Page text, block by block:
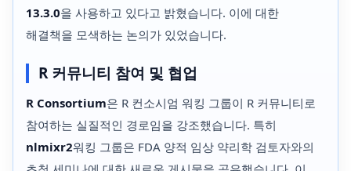
13.3.0을 사용하고 있다고 밝혔습니다. 이에 대한
해결책을 모색하는 논의가 있었습니다.
R 커뮤니티 참여 및 협업
R Consortium은 R 컨소시엄 워킹 그룹이 R 커뮤니티로
참여하는 실질적인 경로임을 강조했습니다. 특히
nlmixr2워킹 그룹은 FDA 양적 임상 약리학 검토자와의